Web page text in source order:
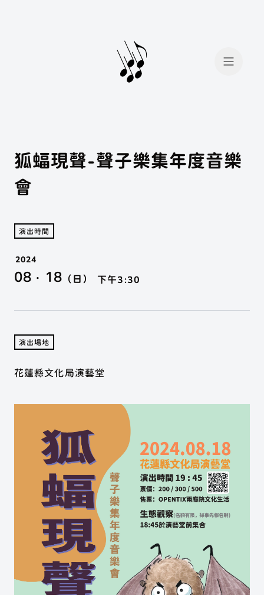
狐蝠現聲-聲子樂集年度音樂
會
演出時間
2024
08 · 18 （日） 下午3:30
演出場地
花蓮縣文化局演藝堂
聲子樂集
歷年製作
聲子咖啡
聲子樂集 Phonon Music
聲子藝棧 × 聲子咖啡
Instagram
Youtube
聲子樂集 Line 官方帳號
聲子藝棧 Line 官方帳號